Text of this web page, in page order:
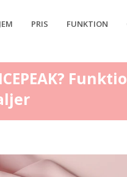
PRIS FUNKTION